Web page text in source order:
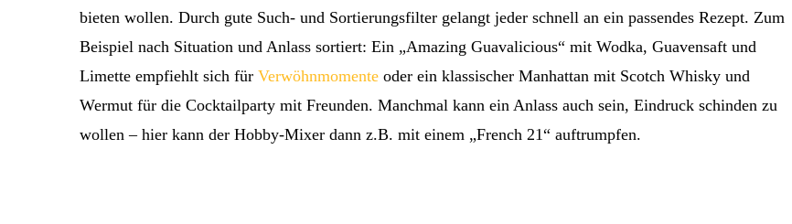
bieten wollen. Durch gute Such- und Sortierungsfilter gelangt jeder schnell an ein passendes Rezept. Zum
Beispiel nach Situation und Anlass sortiert: Ein „Amazing Guavalicious“ mit Wodka, Guavensaft und
Limette empfiehlt sich für Verwöhnmomente oder ein klassischer Manhattan mit Scotch Whisky und
Wermut für die Cocktailparty mit Freunden. Manchmal kann ein Anlass auch sein, Eindruck schinden zu
wollen – hier kann der Hobby-Mixer dann z.B. mit einem „French 21“ auftrumpfen.